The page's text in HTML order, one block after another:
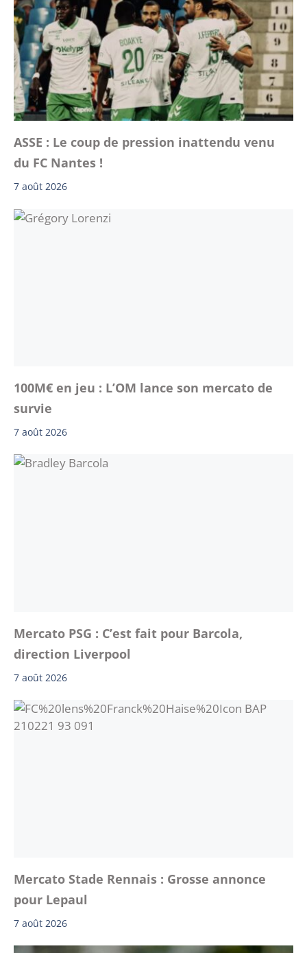
ASSE : Le coup de pression inattendu venu
du FC Nantes !
7 août 2026
100M€ en jeu : L’OM lance son mercato de
survie
7 août 2026
Mercato PSG : C’est fait pour Barcola,
direction Liverpool
7 août 2026
Mercato Stade Rennais : Grosse annonce
pour Lepaul
7 août 2026